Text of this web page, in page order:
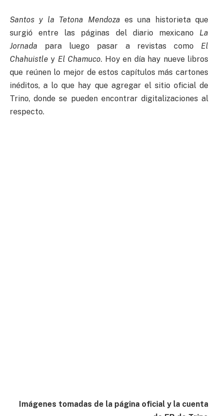
Santos y la Tetona Mendoza es una historieta que
surgió entre las páginas del diario mexicano La
Jornada para luego pasar a revistas como El
Chahuistle y El Chamuco. Hoy en día hay nueve libros
que reúnen lo mejor de estos capítulos más cartones
inéditos, a lo que hay que agregar el sitio oficial de
Trino, donde se pueden encontrar digitalizaciones al
respecto.
Imágenes tomadas de la página oficial y la cuenta